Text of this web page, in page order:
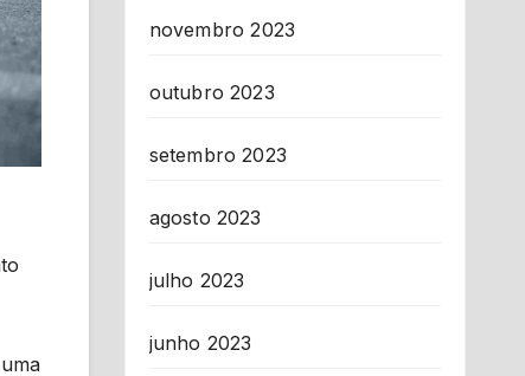
novembro 2023
outubro 2023
setembro 2023
agosto 2023
julho 2023
junho 2023